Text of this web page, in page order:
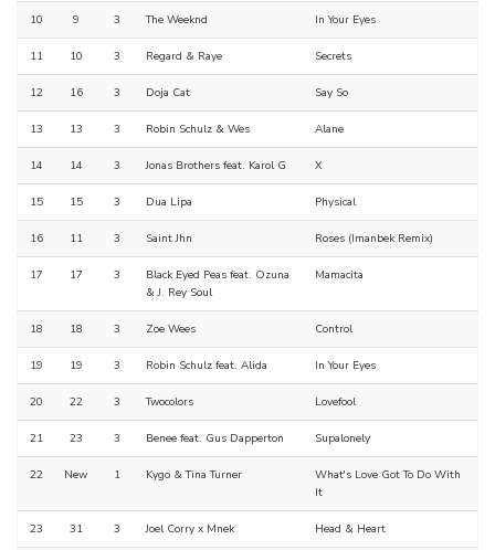
10 9 3 The Weeknd In Your Eyes
11 10 3 Regard & Raye Secrets
12 16 3 Doja Cat Say So
13 13 3 Robin Schulz & Wes Alane
14 14 3 Jonas Brothers feat. Karol G X
15 15 3 Dua Lipa Physical
16 11 3 Saint Jhn Roses (Imanbek Remix)
17 17 3
Black Eyed Peas feat. Ozuna
& J. Rey Soul
Mamacita
18 18 3 Zoe Wees Control
19 19 3 Robin Schulz feat. Alida In Your Eyes
20 22 3 Twocolors Lovefool
21 23 3 Benee feat. Gus Dapperton Supalonely
22 New 1 Kygo & Tina Turner
What's Love Got To Do With
It
23 31 3 Joel Corry x Mnek Head & Heart